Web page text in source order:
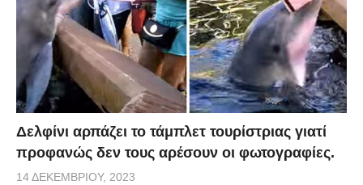
Δελφίνι αρπάζει το τάμπλετ τουρίστριας γιατί
προφανώς δεν τους αρέσουν οι φωτογραφίες.
14 ΔΕΚΕΜΒΡΊΟΥ, 2023